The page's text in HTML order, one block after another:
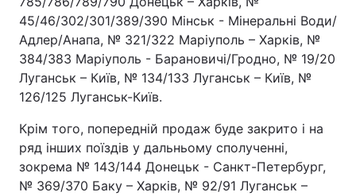
45/46/302/301/389/390 Мінськ - Мінеральні Води/
Адлер/Анапа, № 321/322 Маріуполь – Харків, №
384/383 Маріуполь - Барановичі/Гродно, № 19/20
Луганськ – Київ, № 134/133 Луганськ – Київ, №
126/125 Луганськ-Київ.
Крім того, попередній продаж буде закрито і на
ряд інших поїздів у дальньому сполученні,
зокрема № 143/144 Донецьк - Санкт-Петербург,
№ 369/370 Баку – Харків, № 92/91 Луганськ –